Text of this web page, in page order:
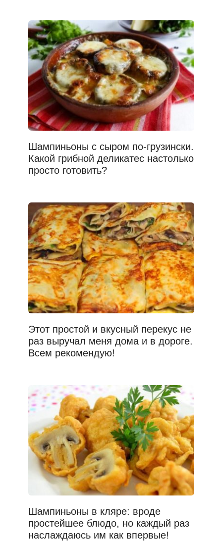
Шампиньоны с сыром по-грузински.
Какой грибной деликатес настолько
просто готовить?
Этот простой и вкусный перекус не
раз выручал меня дома и в дороге.
Всем рекомендую!
Шампиньоны в кляре: вроде
простейшее блюдо, но каждый раз
наслаждаюсь им как впервые!